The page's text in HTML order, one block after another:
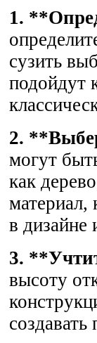
1.
сузить
подойдут
2.
могут
как
материал,
в дизайне
3.
высоту